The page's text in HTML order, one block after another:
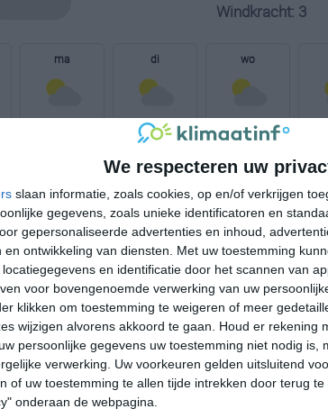
We respecteren uw
slaan informatie, zoals cookies, op en/of verkrijgen
gegevens, zoals unieke identificatoren en
gepersonaliseerde advertenties en inhoud,
ontwikkeling van diensten.
Met uw toestemming
en identificatie door het scannen van
voor bovengenoemde verwerking van uw
klikken om toestemming te weigeren of meer
wijzigen alvorens akkoord te gaan.
Houd er rekening
persoonlijke gegevens uw toestemming niet nodig is,
verwerking. Uw voorkeuren gelden uitsluitend
of uw toestemming te allen tijde intrekken door terug
onderaan de webpagina.
Windkracht: 3
ma di
25° 14°
wo
14°
21°C 24°C 21°C
09:00 12:00 15:00 18:00
09:00 12:00 15:00 18:00
W 2 W 2 W 3 W 3
09:00 12:00